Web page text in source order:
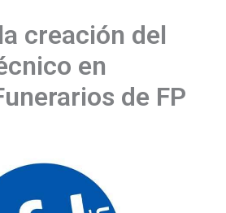
creación del
en
de FP